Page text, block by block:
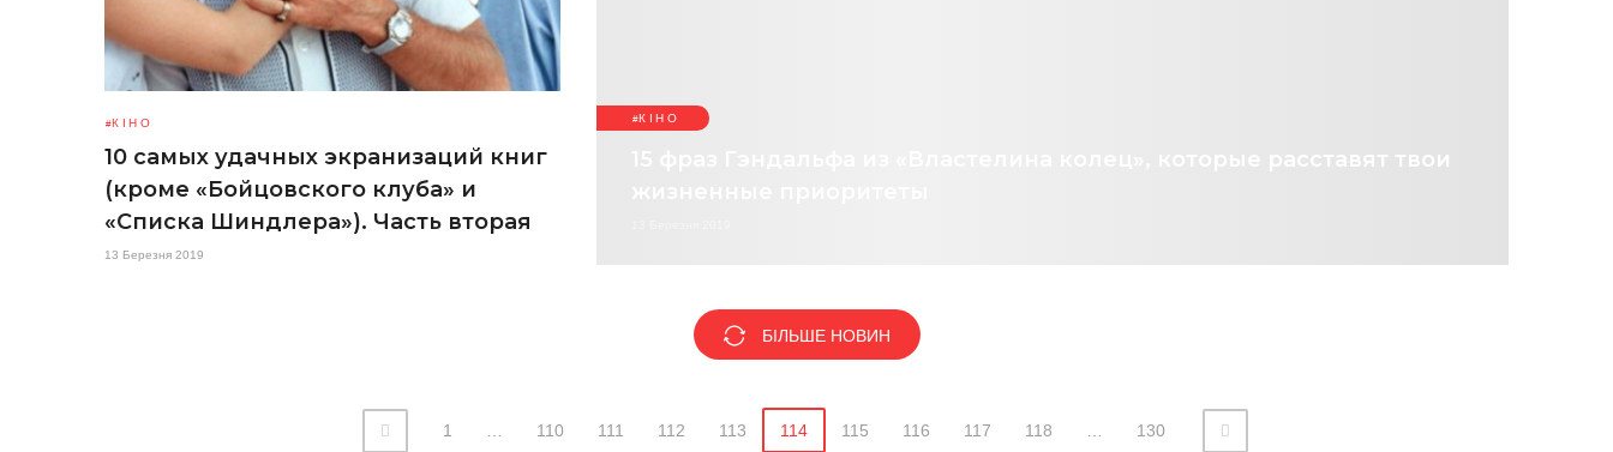
КІНО
10 самых удачных экранизаций книг
(кроме «Бойцовского клуба» и
«Списка Шиндлера»). Часть вторая
13 Березня 2019
КІНО
15 фраз Гэндальфа из «Властелина колец», которые расставят твои
БІЛЬШЕ НОВИН
1 110 111 112 113 114 115 116 117 118 130